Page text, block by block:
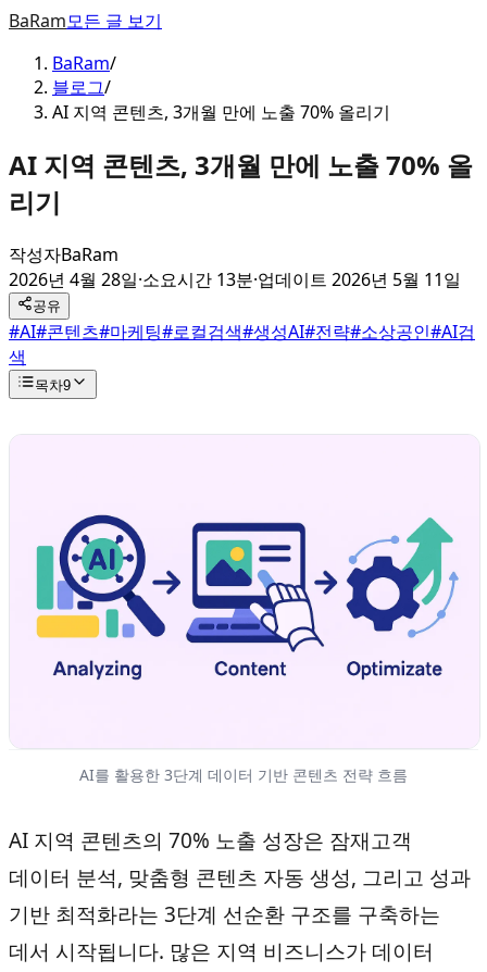
BaRam모든 글 보기
BaRam/
블로그/
AI 지역 콘텐츠, 3개월 만에 노출 70% 올리기
AI 지역 콘텐츠, 3개월 만에 노출 70% 올
리기
작성자BaRam
2026년 4월 28일·소요시간 13분·업데이트 2026년 5월 11일
공유
#AI#콘텐츠#마케팅#로컬검색#생성AI#전략#소상공인#AI검
색
목차9
AI를 활용한 3단계 데이터 기반 콘텐츠 전략 흐름
AI 지역 콘텐츠의 70% 노출 성장은 잠재고객
데이터 분석, 맞춤형 콘텐츠 자동 생성, 그리고 성과
기반 최적화라는 3단계 선순환 구조를 구축하는
데서 시작됩니다. 많은 지역 비즈니스가 데이터